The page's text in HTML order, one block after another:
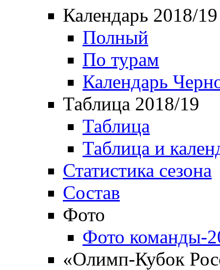
Календарь 2018/19
Полный
По турам
Календарь
Таблица 2018/19
Таблица
Таблица и
Статистика сезона
Состав
Фото
Фото команды-
«Олимп-Кубок